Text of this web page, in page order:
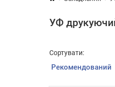
УФ
Сортувати: